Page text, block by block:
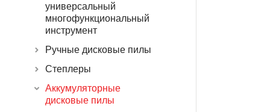
универсальный
многофункциональный
инструмент
Ручные дисковые пилы
Степлеры
Аккумуляторные
дисковые пилы